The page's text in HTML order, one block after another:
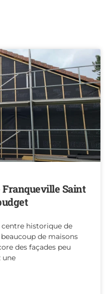
Saint
centre historique de
de maisons
des façades peu
une